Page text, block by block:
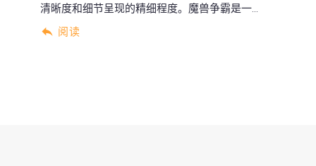
清晰度和细节呈现的精细程度。魔兽争霸是一...
阅读